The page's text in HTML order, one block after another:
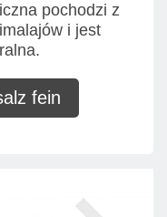
pochodzi z
i jest
fein